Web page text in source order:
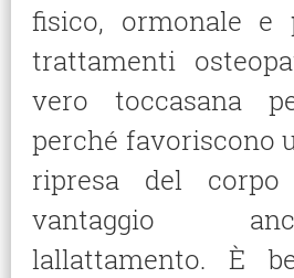
fisico, ormonale e
trattamenti
vero toccasana
perché favoriscono
ripresa del
vantaggio
lallattamento. È